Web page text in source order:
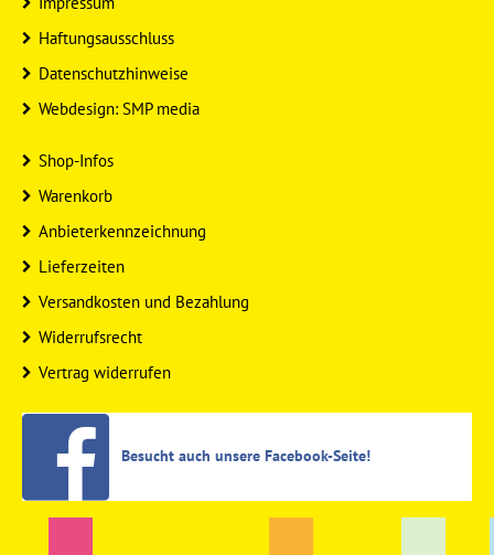
Haftungsausschluss
Datenschutzhinweise
Webdesign: SMP media
Shop-Infos
Warenkorb
Anbieterkennzeichnung
Lieferzeiten
Versandkosten und Bezahlung
Widerrufsrecht
Vertrag widerrufen
Besucht auch unsere Facebook-Seite!